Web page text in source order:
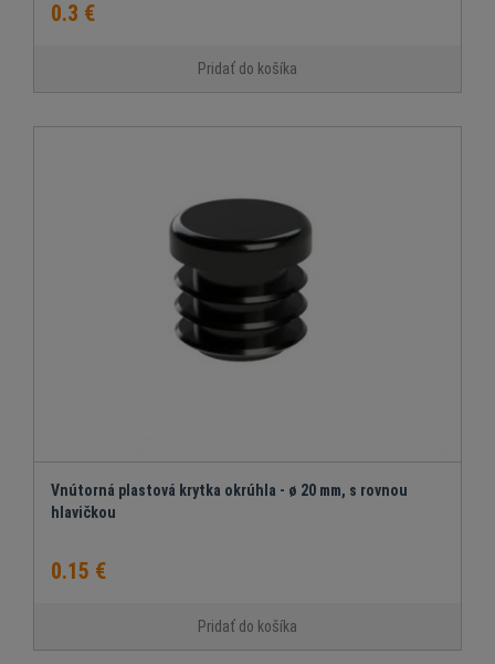
0.3 €
Pridať do košíka
Vnútorná plastová krytka okrúhla - ø 20 mm, s rovnou
hlavičkou
0.15 €
Pridať do košíka